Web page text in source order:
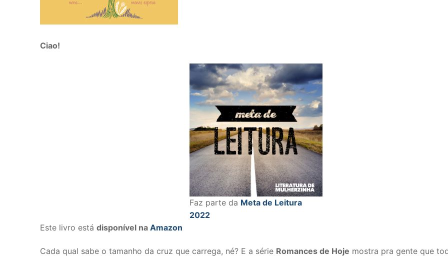
Ciao!
Faz parte da Meta de Leitura
2022
Este livro está disponível na Amazon
Cada qual sabe o tamanho da cruz que carrega, né? E a série Romances de Hoje mostra pra gente que